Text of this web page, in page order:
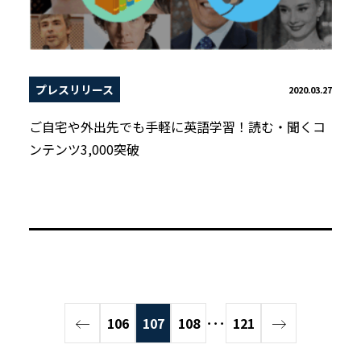
プレスリリース 2020.03.27
ご自宅や外出先でも手軽に英語学習！読む・聞くコ
ンテンツ3,000突破
106 107 108 ･･･ 121